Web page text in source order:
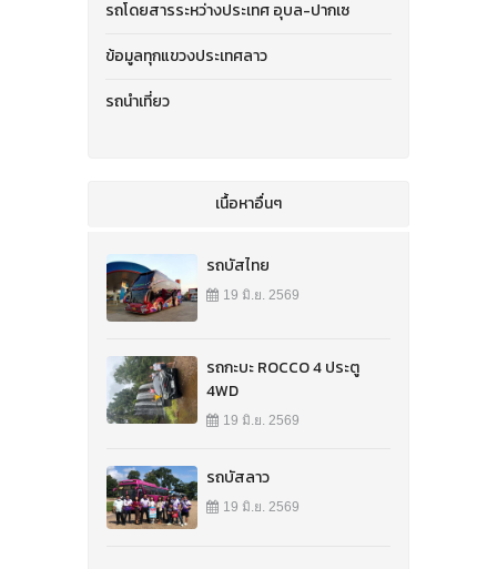
รถโดยสารระหว่างประเทศ อุบล-ปากเซ
ข้อมูลทุกแขวงประเทศลาว
รถนำเที่ยว
เนื้อหาอื่นๆ
รถบัสไทย
19 มิ.ย. 2569
รถกะบะ ROCCO 4 ประตู
4WD
19 มิ.ย. 2569
รถบัสลาว
19 มิ.ย. 2569